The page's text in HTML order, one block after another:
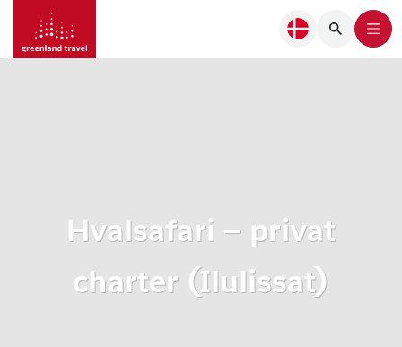
Hvalsafari – privat
charter (Ilulissat)